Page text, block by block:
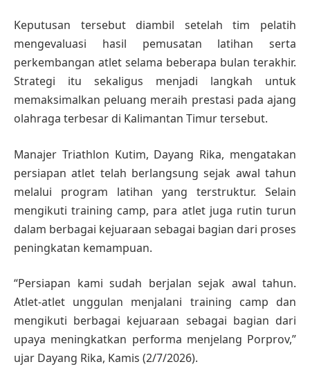
Keputusan tersebut diambil setelah tim pelatih
mengevaluasi hasil pemusatan latihan serta
perkembangan atlet selama beberapa bulan terakhir.
Strategi itu sekaligus menjadi langkah untuk
memaksimalkan peluang meraih prestasi pada ajang
olahraga terbesar di Kalimantan Timur tersebut.
Manajer Triathlon Kutim, Dayang Rika, mengatakan
persiapan atlet telah berlangsung sejak awal tahun
melalui program latihan yang terstruktur. Selain
mengikuti training camp, para atlet juga rutin turun
dalam berbagai kejuaraan sebagai bagian dari proses
peningkatan kemampuan.
“Persiapan kami sudah berjalan sejak awal tahun.
Atlet-atlet unggulan menjalani training camp dan
mengikuti berbagai kejuaraan sebagai bagian dari
upaya meningkatkan performa menjelang Porprov,”
ujar Dayang Rika, Kamis (2/7/2026).